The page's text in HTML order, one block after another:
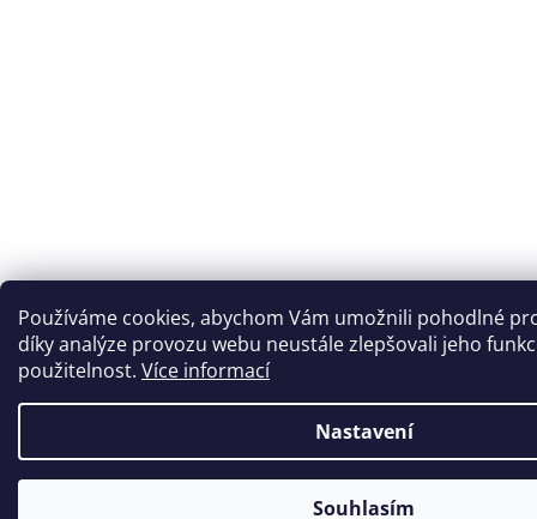
Používáme cookies, abychom Vám umožnili pohodlné
díky analýze provozu webu neustále zlepšovali jeho
použitelnost. Více informací
Nastavení
Souhlasím